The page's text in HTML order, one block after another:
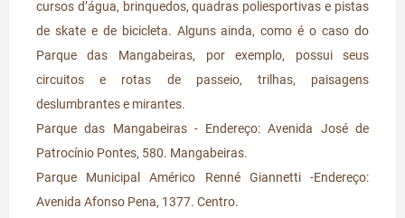
cursos d’água, brinquedos, quadras poliesportivas e pistas
de skate e de bicicleta. Alguns ainda, como é o caso do
Parque das Mangabeiras, por exemplo, possui seus
circuitos e rotas de passeio, trilhas, paisagens
deslumbrantes e mirantes.
Parque das Mangabeiras - Endereço: Avenida José de
Patrocínio Pontes, 580. Mangabeiras.
Parque Municipal Américo Renné Giannetti -Endereço:
Avenida Afonso Pena, 1377. Centro.